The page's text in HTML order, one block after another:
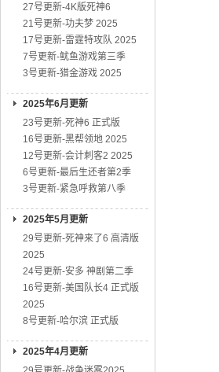
27号更新-4K版死神6
21号更新-功夫梦 2025
17号更新-雷霆特攻队 2025
7号更新-鱿鱼游戏第三季
3号更新-猎金游戏 2025
2025年6月更新
23号更新-死神6 正式版
16号更新-黑帮领地 2025
12号更新-会计刺客2 2025
6号更新-最后生还者第2季
3号更新-紧急呼救第八季
2025年5月更新
29号更新-死神来了6 高清版
2025
24号更新-安多 神剧第二季
16号更新-美国队长4 正式版
2025
8号更新-哈尔滨 正式版
2025年4月更新